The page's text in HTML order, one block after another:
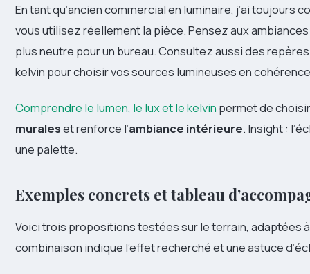
En tant qu’ancien commercial en luminaire, j’ai toujours
vous utilisez réellement la pièce. Pensez aux
plus neutre pour un bureau. Consultez aussi des
kelvin pour choisir vos sources lumineuses en
Comprendre le lumen, le lux et le kelvin permet de
muraleset renforce l’ambiance intérieure. Insight :
une palette.
Exemples concrets et tableau
Voici trois propositions testées sur le terrain, adaptées
combinaison indique l’effet recherché et une astuce